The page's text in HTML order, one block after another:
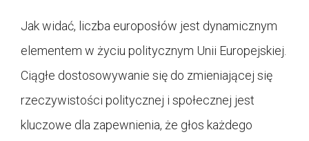
Jak widać, liczba europosłów jest dynamicznym
elementem w życiu politycznym Unii Europejskiej.
Ciągłe dostosowywanie się do zmieniającej się
rzeczywistości politycznej i społecznej jest
kluczowe dla zapewnienia, że głos każdego